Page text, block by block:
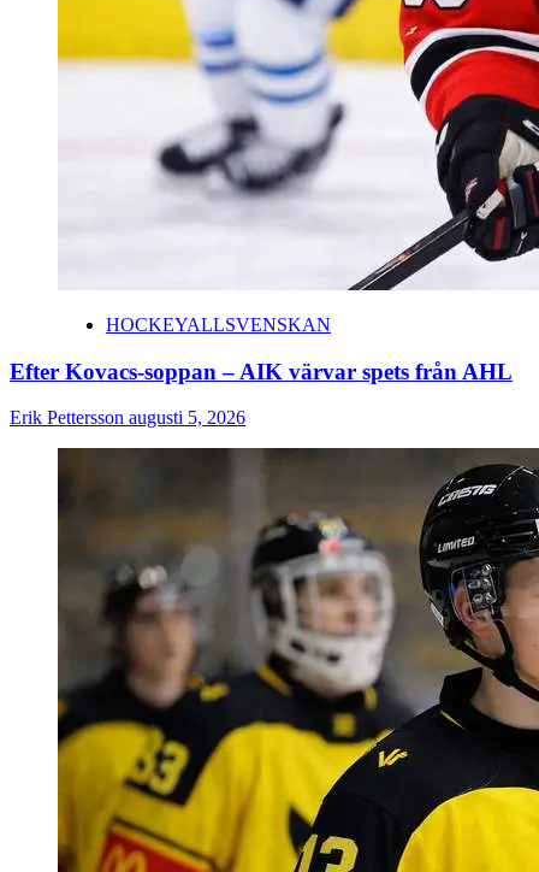
HOCKEYALLSVENSKAN
Efter Kovacs-soppan – AIK värvar spets från AHL
Erik Pettersson augusti 5, 2026